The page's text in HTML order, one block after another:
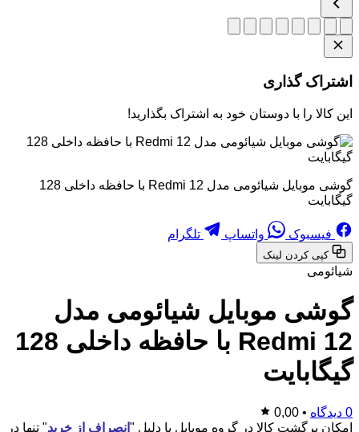
اشتراک گذاری
این کالا را با دوستان خود به اشتراک بگذارید!
گوشی موبایل شیائومی مدل Redmi 12 با حافظه داخلی 128
گیگابایت
فیسبوک واتساپ تلگرام
کپی کردن لینک
شیائومی
گوشی موبایل شیائومی مدل
Redmi 12 با حافظه داخلی 128
گیگابایت
0 دیدگاه •
0,00
امکان برگشت کالا در گروه موبایل با دلیل " انصراف از خرید" تنها در